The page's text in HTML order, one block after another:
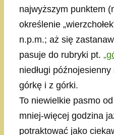
najwyższym punktem
określenie
n.p.m.; aż się
pasuje do rubryki pt.
niedługi
górkę i z górki.
To niewielkie pasmo
mniej-więcej godzina
potraktować jako